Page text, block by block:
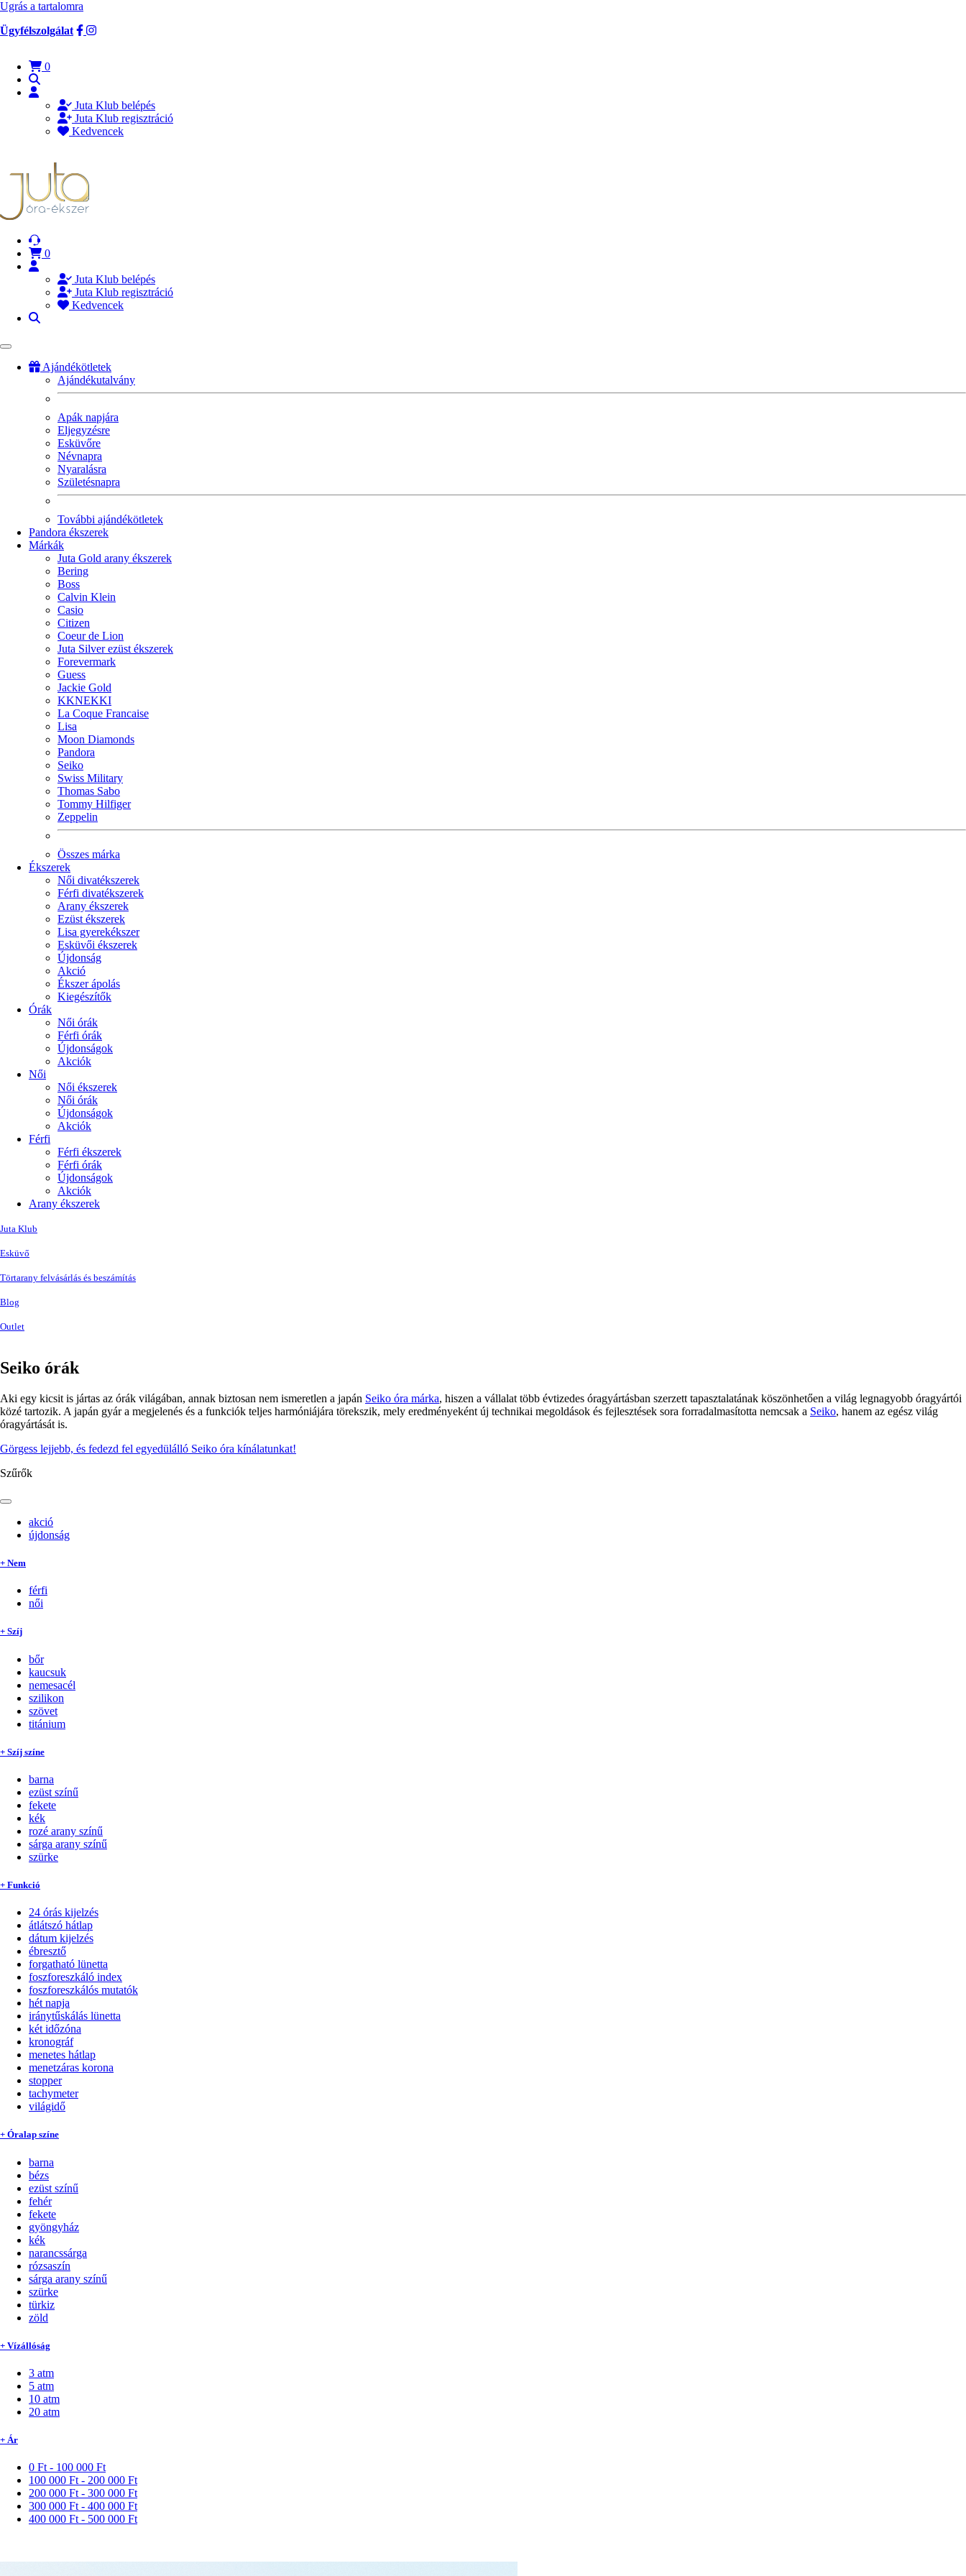
Ugrás a tartalomra
Ügyfélszolgálat
0
Juta Klub belépés
Juta Klub regisztráció
Kedvencek
0
Juta Klub belépés
Juta Klub regisztráció
Kedvencek
Ajándékötletek
Ajándékutalvány
Apák napjára
Eljegyzésre
Esküvőre
Névnapra
Nyaralásra
Születésnapra
További ajándékötletek
Pandora ékszerek
Márkák
Juta Gold arany ékszerek
Bering
Boss
Calvin Klein
Casio
Citizen
Coeur de Lion
Juta Silver ezüst ékszerek
Forevermark
Guess
Jackie Gold
KKNEKKI
La Coque Francaise
Lisa
Moon Diamonds
Pandora
Seiko
Swiss Military
Thomas Sabo
Tommy Hilfiger
Zeppelin
Összes márka
Ékszerek
Női divatékszerek
Férfi divatékszerek
Arany ékszerek
Ezüst ékszerek
Lisa gyerekékszer
Esküvői ékszerek
Újdonság
Akció
Ékszer ápolás
Kiegészítők
Órák
Női órák
Férfi órák
Újdonságok
Akciók
Női
Női ékszerek
Női órák
Újdonságok
Akciók
Férfi
Férfi ékszerek
Férfi órák
Újdonságok
Akciók
Arany ékszerek
Juta Klub
Esküvő
Törtarany felvásárlás és beszámítás
Blog
Outlet
Seiko órák
Aki egy kicsit is jártas az órák világában, annak biztosan nem ismeretlen a japán Seiko óra márka, hiszen a vállalat több évtizedes óragyártásban szerzett tapasztalatának köszönhetően a világ legnagyobb óragyártói
közé tartozik. A japán gyár a megjelenés és a funkciók teljes harmóniájára törekszik, mely eredményeként új technikai megoldások és fejlesztések sora forradalmasította nemcsak a Seiko, hanem az egész világ
óragyártását is.
Görgess lejjebb, és fedezd fel egyedülálló Seiko óra kínálatunkat!
Szűrők
akció
újdonság
+ Nem
férfi
női
+ Szíj
bőr
kaucsuk
nemesacél
szilikon
szövet
titánium
+ Szíj színe
barna
ezüst színű
fekete
kék
rozé arany színű
sárga arany színű
szürke
+ Funkció
24 órás kijelzés
átlátszó hátlap
dátum kijelzés
ébresztő
forgatható lünetta
foszforeszkáló index
foszforeszkálós mutatók
hét napja
iránytűskálás lünetta
két időzóna
kronográf
menetes hátlap
menetzáras korona
stopper
tachymeter
világidő
+ Óralap színe
barna
bézs
ezüst színű
fehér
fekete
gyöngyház
kék
narancssárga
rózsaszín
sárga arany színű
szürke
türkiz
zöld
+ Vízállóság
3 atm
5 atm
10 atm
20 atm
+ Ár
0 Ft - 100 000 Ft
100 000 Ft - 200 000 Ft
200 000 Ft - 300 000 Ft
300 000 Ft - 400 000 Ft
400 000 Ft - 500 000 Ft